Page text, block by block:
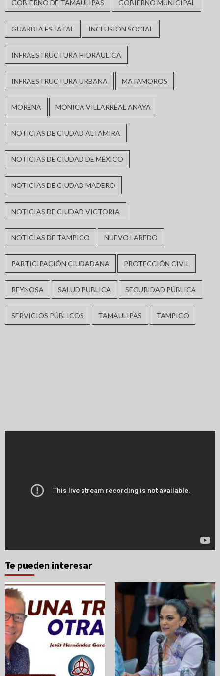
GOBIERNO DE TAMAULIPAS GOBIERNO MUNICIPAL
GUARDIA ESTATAL INCLUSIÓN SOCIAL
INFRAESTRUCTURA HIDRÁULICA
INFRAESTRUCTURA URBANA MATAMOROS
MORENA MÓNICA VILLARREAL ANAYA
NOTICIAS DE CIUDAD ALTAMIRA
NOTICIAS DE CIUDAD DE MÉXICO
NOTICIAS DE CIUDAD MADERO
NOTICIAS DE CIUDAD VICTORIA
NOTICIAS DE TAMPICO NUEVO LAREDO
PARTICIPACIÓN CIUDADANA PROTECCIÓN CIVIL
REYNOSA SALUD PUBLICA SEGURIDAD PÚBLICA
SERVICIOS PÚBLICOS TAMAULIPAS TAMPICO
Te pueden interesar